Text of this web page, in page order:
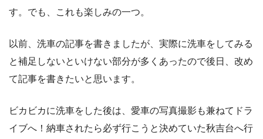
す。でも、これも楽しみの一つ。
以前、洗車の記事を書きましたが、実際に洗車をしてみる
と補足しないといけない部分が多くあったので後日、改め
て記事を書きたいと思います。
ビカビカに洗車をした後は、愛車の写真撮影も兼ねてドラ
イブへ！納車されたら必ず行こうと決めていた秋吉台へ行